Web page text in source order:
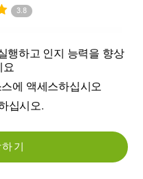
3.8
행하고 인지 능력을 향상
요
에 액세스하십시오
십시오.
기